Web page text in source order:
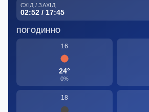
СХІД / ЗАХІД
02:52 / 17:45
ПОГОДИННО
16
24°
0%
18